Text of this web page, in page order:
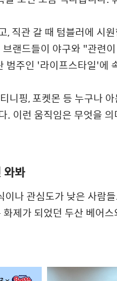
, 직관 갈 때 텀블러에 시
랜드들이 야구와 "관련
범주인 '라이프스타일'에
니핑, 포켓몬 등 누구나
. 이런 움직임은 무엇을
와봐
이나 관심도가 낮은 사람
제가 되었던 두산 베어